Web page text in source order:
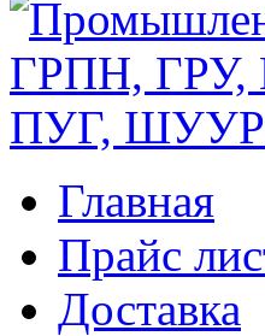
Главная
Прайс
Доставка